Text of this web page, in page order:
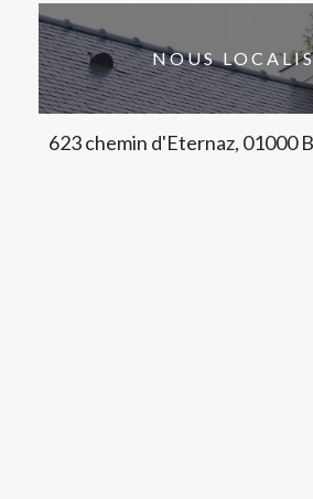
NOUS
623 chemin d'Eternaz, 01000